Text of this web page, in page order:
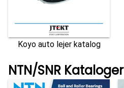
Koyo auto lejer katalog
NTN/SNR Kataloger